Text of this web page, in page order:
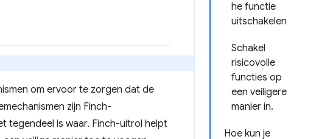
he functie
uitschakelen
Schakel
risicovolle
functies op
een veiligere
manier in.
Hoe kun je
om ervoor te zorgen dat de
zijn Finch-
tegendeel is waar. Finch-uitrol helpt